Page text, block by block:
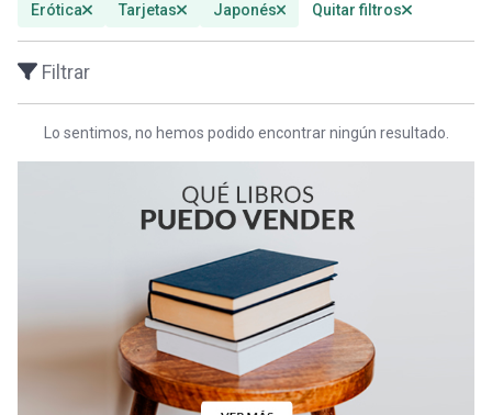
Erótica Tarjetas Japonés Quitar filtros
Filtrar
Lo sentimos, no hemos podido encontrar ningún resultado.